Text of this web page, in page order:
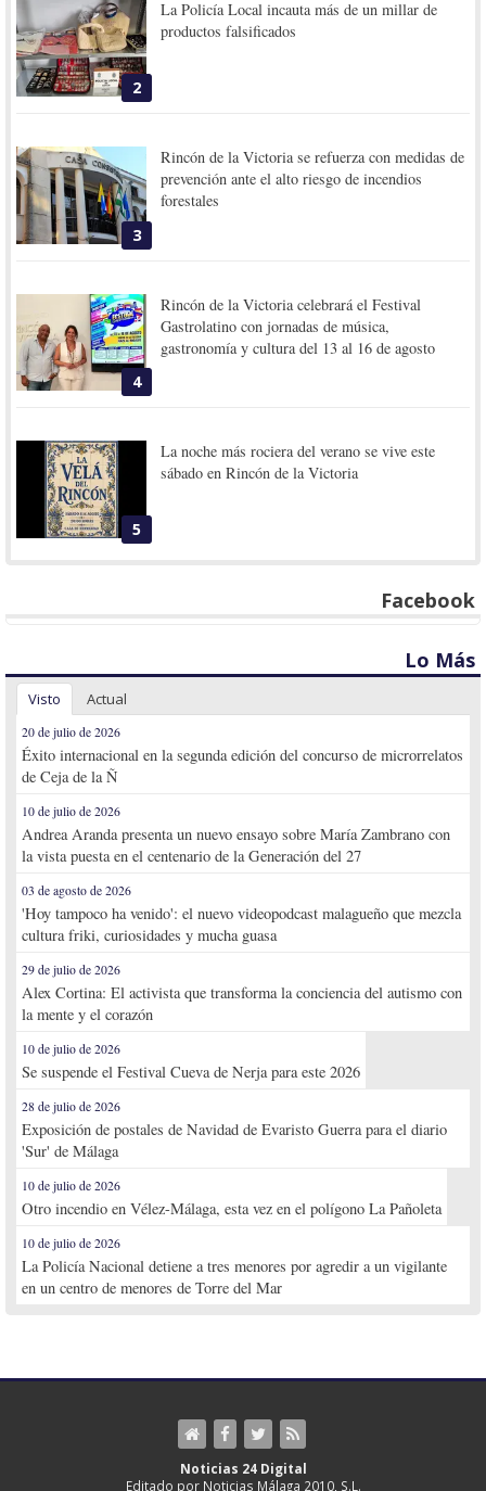
2
La Policía Local incauta más de un millar de
productos falsificados
3
Rincón de la Victoria se refuerza con medidas de
prevención ante el alto riesgo de incendios
forestales
4
Rincón de la Victoria celebrará el Festival
Gastrolatino con jornadas de música,
gastronomía y cultura del 13 al 16 de agosto
5
La noche más rociera del verano se vive este
sábado en Rincón de la Victoria
Facebook
Lo Más
Visto Actual
20 de julio de 2026
Éxito internacional en la segunda edición del concurso de microrrelatos
de Ceja de la Ñ
10 de julio de 2026
Andrea Aranda presenta un nuevo ensayo sobre María Zambrano con
la vista puesta en el centenario de la Generación del 27
03 de agosto de 2026
'Hoy tampoco ha venido': el nuevo videopodcast malagueño que mezcla
cultura friki, curiosidades y mucha guasa
29 de julio de 2026
Alex Cortina: El activista que transforma la conciencia del autismo con
la mente y el corazón
10 de julio de 2026
Se suspende el Festival Cueva de Nerja para este 2026
28 de julio de 2026
Exposición de postales de Navidad de Evaristo Guerra para el diario
'Sur' de Málaga
10 de julio de 2026
Otro incendio en Vélez-Málaga, esta vez en el polígono La Pañoleta
10 de julio de 2026
La Policía Nacional detiene a tres menores por agredir a un vigilante
en un centro de menores de Torre del Mar
Noticias 24 Digital
Editado por Noticias Málaga 2010, S.L.